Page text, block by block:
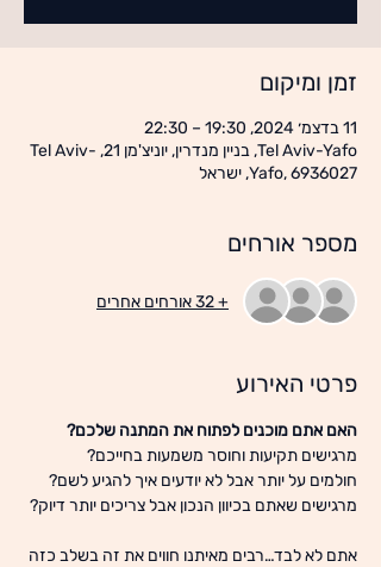
זמן ומיקום
11 בדצמ׳ 2024, 19:30 – 22:30
Tel Aviv-Yafo, בניין מנדרין, יוניצ'מן 21, Tel Aviv-
Yafo, 6936027, ישראל
מספר אורחים
+ 32 אורחים אחרים
פרטי האירוע
האם אתם מוכנים לפתוח את המתנה שלכם?
מרגישים תקיעות וחוסר משמעות בחייכם?
חולמים על יותר אבל לא יודעים איך להגיע לשם?
מרגישים שאתם בכיוון הנכון אבל צריכים יותר דיוק?
אתם לא לבד…רבים מאיתנו חווים את זה בשלב כזה